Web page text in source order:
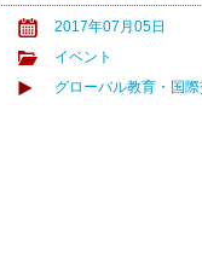
2017年07月05日
イベント
グローバル教育・国